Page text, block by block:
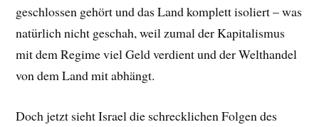
geschlossen gehört und das Land komplett isoliert – was
natürlich nicht geschah, weil zumal der Kapitalismus
mit dem Regime viel Geld verdient und der Welthandel
von dem Land mit abhängt.
Doch jetzt sieht Israel die schrecklichen Folgen des